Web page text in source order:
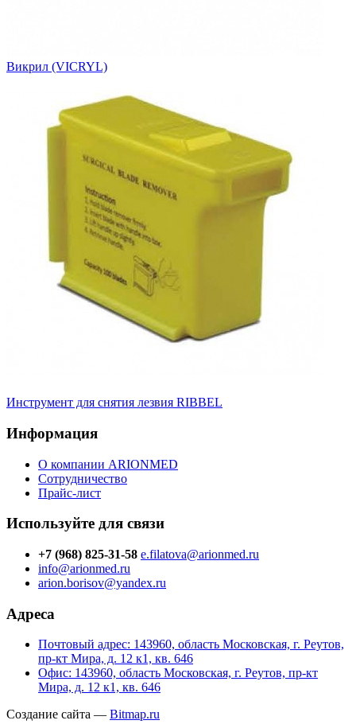
Викрил (VICRYL)
Инструмент для снятия лезвия RIBBEL
Информация
О компании ARIONMED
Сотрудничество
Прайс-лист
Используйте для связи
+7 (968) 825-31-58 e.filatova@arionmed.ru
info@arionmed.ru
arion.borisov@yandex.ru
Адреса
Почтовый адрес: 143960, область Московская, г. Реутов,
пр-кт Мира, д. 12 к1, кв. 646
Офис: 143960, область Московская, г. Реутов, пр-кт
Мира, д. 12 к1, кв. 646
Создание сайта — Bitmap.ru